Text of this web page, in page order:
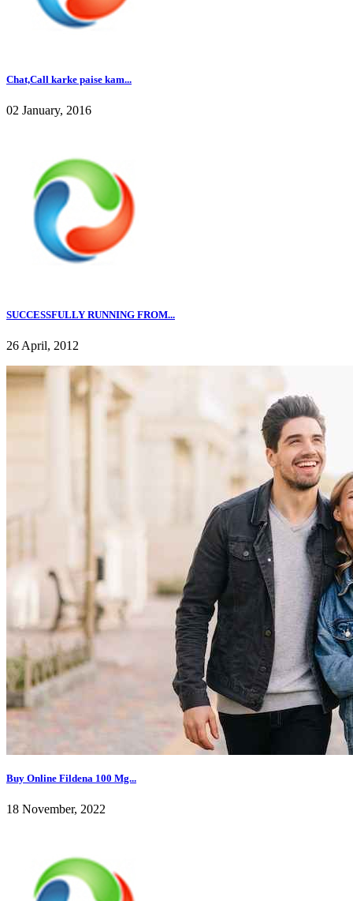
Chat,Call karke paise kam...
02 January, 2016
SUCCESSFULLY RUNNING FROM...
26 April, 2012
Buy Online Fildena 100 Mg...
18 November, 2022